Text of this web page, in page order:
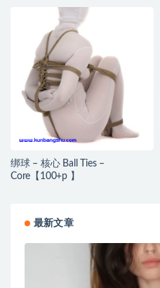
绑球 – 核心 Ball Ties –
Core【100+p 】
最新文章